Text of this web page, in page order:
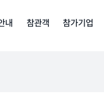
내 참관객 참가기업